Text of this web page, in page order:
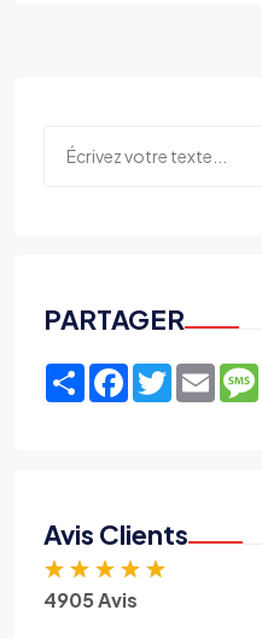
PARTAGER
ShareFacebook
TwitterEmail
Avis Clients
★ ★ ★ ★ ★
4905 Avis